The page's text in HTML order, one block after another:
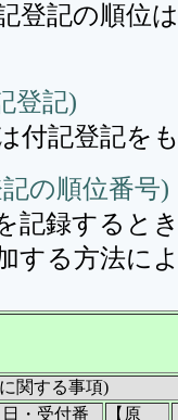
登記の順位
登記)
記登記を
の順位番号)
録すると
する方法に
する事項)
日・受付番
【原